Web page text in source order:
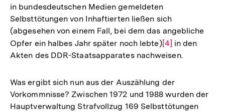
in bundesdeutschen Medien gemeldeten
Selbsttötungen von Inhaftierten ließen sich
(abgesehen von einem Fall, bei dem das angebliche
Opfer ein halbes Jahr später noch lebte)Zur
Auflösung
Fußnote
[4] in den
Akten des DDR-Staatsapparates nachweisen.
Was ergibt sich nun aus der Auszählung der
Vorkommnisse? Zwischen 1972 und 1988 wurden der
Hauptverwaltung Strafvollzug 169 Selbsttötungen